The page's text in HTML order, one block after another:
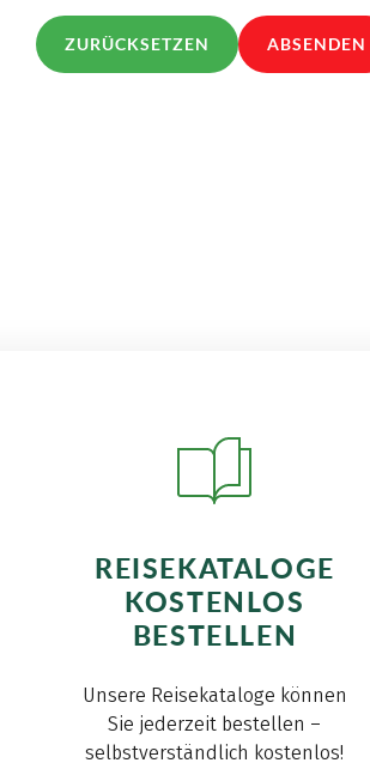
ZURÜCKSETZEN ABSENDEN
REISEKATALOGE
KOSTENLOS
BESTELLEN
Unsere Reisekataloge können
Sie jederzeit bestellen –
selbstverständlich kostenlos!